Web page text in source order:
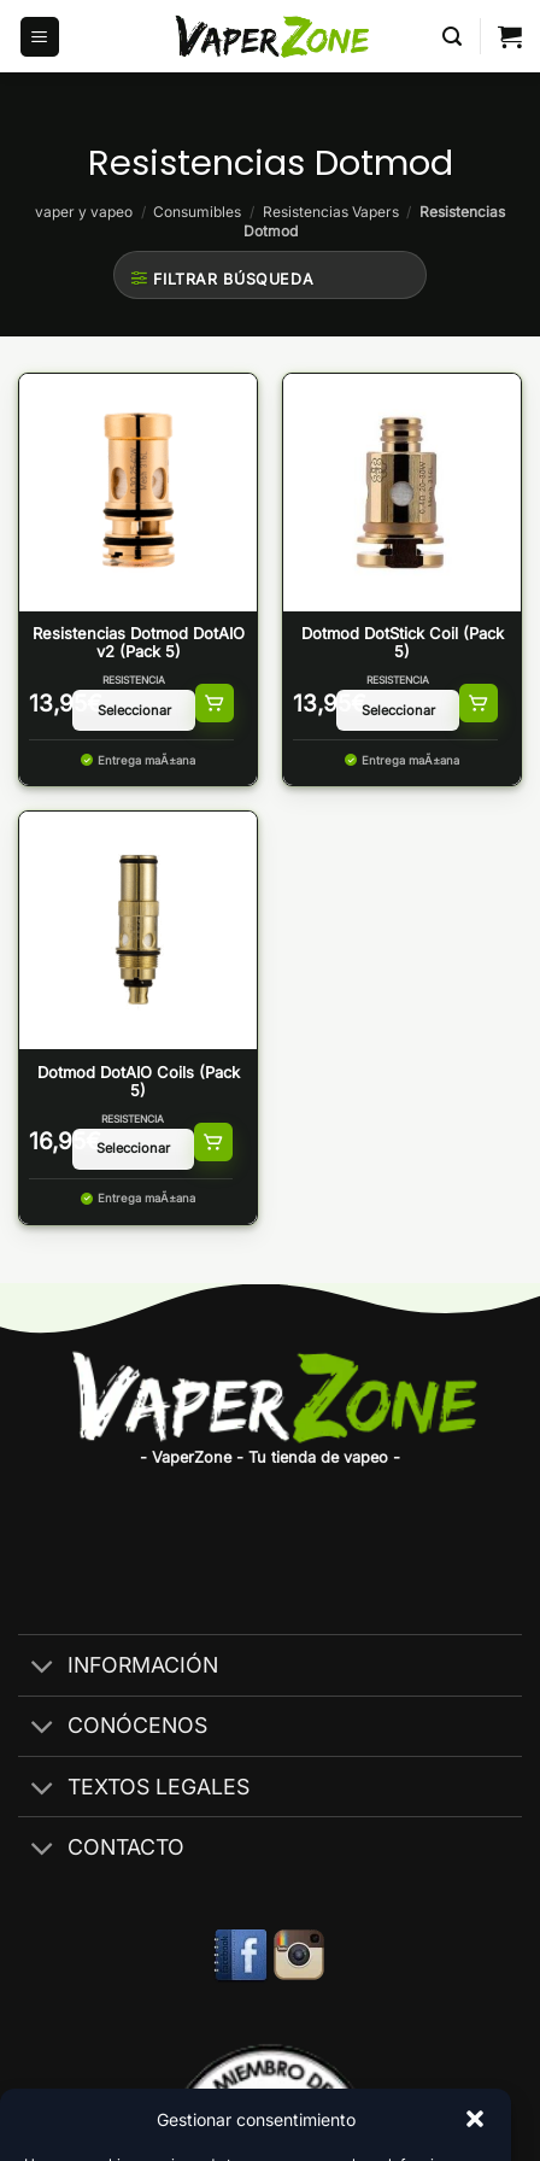
Gestionar consentimiento
Saltar
contenido
Resistencias Dotmod
vaper y vapeo / Consumibles / Resistencias Vapers / Resistencias
Dotmod
FILTRAR BÚSQUEDA
Resistencias Dotmod DotAIO
v2 (Pack 5)
13,95 €
RESISTENCIA
Entrega maÃ±ana
Dotmod DotStick Coil (Pack
5)
13,95 €
RESISTENCIA
Entrega maÃ±ana
Dotmod DotAIO Coils (Pack
5)
16,95 €
RESISTENCIA
Entrega maÃ±ana
- VaperZone - Tu tienda de vapeo -
INFORMACIÓN
CONÓCENOS
TEXTOS LEGALES
CONTACTO